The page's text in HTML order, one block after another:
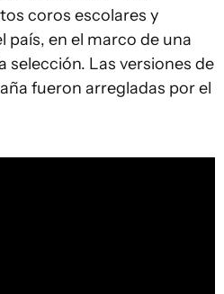
coros escolares y
país, en el marco de una
selección. Las versiones de
fueron arregladas por el